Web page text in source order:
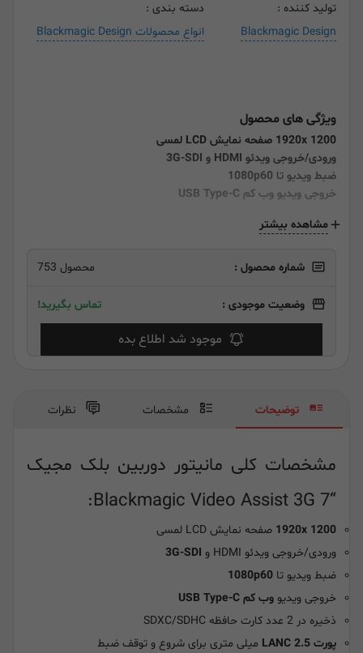
تولید کننده :
Blackmagic Design
دسته بندی :
انواع محصولات Blackmagic Design
ویژگی های محصول
1920x 1200 صفحه نمایش LCD لمسی
ورودی/خروجی ویدئو HDMI و 3G-SDI
ضبط ویدیو تا 1080p60
خروجی ویدیو وب کم USB Type-C
مشاهده بیشتر
شماره محصول : محصول 753
وضعیت موجودی : تماس بگیرید!
موجود شد اطلاع بده
مشخصات کلی مانیتور دوربین بلک مجیک
“Blackmagic Video Assist 3G 7:
1920x 1200 صفحه نمایش LCD لمسی
ورودی/خروجی ویدئو HDMI و
3G-SDI
ضبط ویدیو تا 1080p60
خروجی ویدیو وب کم USB Type-C
ذخیره در 2 عدد کارت حافظه SDXC/SDHC
پورت LANC 2.5
میلی متری برای شروع و توقف ضبط